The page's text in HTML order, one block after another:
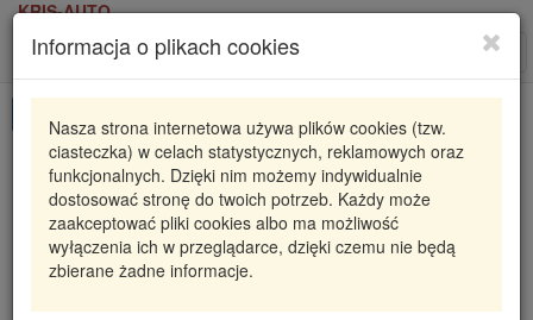
KRIS-AUTO
Informacja o plikach cookies
Nasza strona internetowa używa plików cookies (tzw.
ciasteczka) w celach statystycznych, reklamowych oraz
funkcjonalnych. Dzięki nim możemy indywidualnie
dostosować stronę do twoich potrzeb. Każdy może
zaakceptować pliki cookies albo ma możliwość
wyłączenia ich w przeglądarce, dzięki czemu nie będą
zbierane żadne informacje.
Karta produktu
819003610 FAG
PODUSZKA STABILIZATORA AUDI VOLKSWAGEN
6,01 zł